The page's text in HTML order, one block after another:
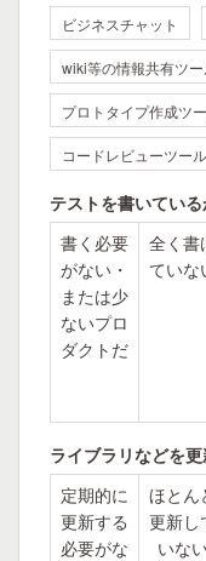
ビジネスチャット
wiki等の情報共有ツ
プロトタイプ作成ツ
コードレビューツール
テストを書いてい
書く必要
がない・
または少
ないプロ
ダクトだ
全く書
ていな
ライブラリなどを
定期的に
更新する
必要がな
ほとん
更新し
いな